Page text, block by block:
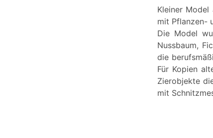
Kleiner
mit Pflanzen-
Die Model
Nussbaum,
die
Für Kopien
Zierobjekte
mit